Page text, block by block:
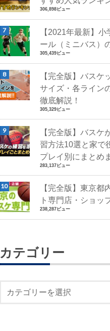
306,898ビュー
【2021年最新】
ール（ミニバス）
305,439ビュー
【完全版】バスケ
サイズ・各ライン
徹底解説！
305,329ビュー
【完全版】バスケ
習方法10選と家で
プレイ別にまとめ
283,137ビュー
【完全版】東京都
ト専門店・ショッ
238,287ビュー
カテゴリー